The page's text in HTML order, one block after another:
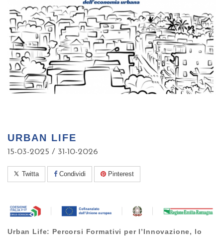
URBAN LIFE
15-03-2025 / 31-10-2026
Twitta Condividi Pinterest
Urban Life: Percorsi Formativi per l’Innovazione, lo